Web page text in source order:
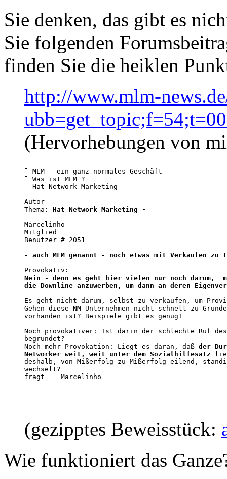
Sie denken, das gibt es
Sie folgenden
finden Sie die heiklen
http://www.mlm-
(Hervorhebungen von
¯ MLM - ein ganz normales Geschäft
¯ Was ist MLM ?
¯ Hat Network Marketing -
Autor
Thema: Hat Network Marketing -
Marcelinho
Mitglied
Benutzer # 2051
- auch MLM genannt - noch etwas mit Verkaufen zu
Nein - denn es geht hier vielen nur noch darum,
die Downline anzuwerben, um dann an deren
Es geht nicht darum, selbst zu verkaufen, um
Gehen diese NM-Unternehmen nicht schnell zu
vorhanden ist? Beispiele gibt es genug!
Noch provokativer: Ist darin der schlechte Ruf
begründet?
Noch mehr Provokation: Liegt es daran, daß der
Networker weit, weit unter dem Sozialhilfesatz
deshalb, von Mißerfolg zu Mißerfolg eilend,
wechselt?
fragt    Marcelinho
(gezipptes Beweisstück:
Wie funktioniert das